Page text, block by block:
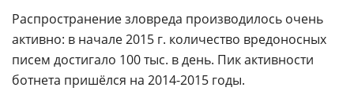
Распространение зловреда производилось очень
активно: в начале 2015 г. количество вредоносных
писем достигало 100 тыс. в день. Пик активности
ботнета пришёлся на 2014-2015 годы.